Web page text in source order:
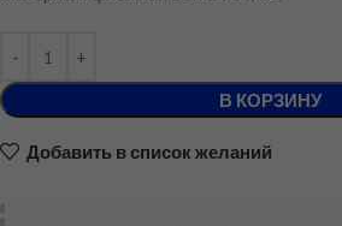
В КОРЗИНУ
Добавить в список желаний